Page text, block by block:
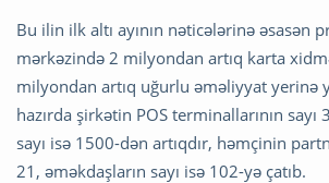
Bu ilin ilk altı ayının nəticələrinə əsasən
mərkəzində 2 milyondan artıq karta
milyondan artıq uğurlu əməliyyat yerinə
hazırda şirkətin POS terminallarının
sayı isə 1500-dən artıqdır, həmçinin
21, əməkdaşların sayı isə 102-yə çatıb.